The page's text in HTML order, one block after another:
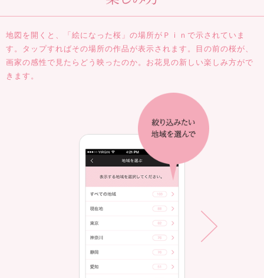
地図を開くと、「絵になった桜」の場所がＰｉｎで示されていま
す。
タップすればその場所の作品が表示されます。
目の前の桜が、
画家の感性で見たらどう映ったのか。お花見の新しい楽しみ方がで
きます。